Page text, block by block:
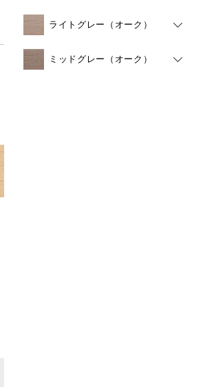
ライトグレー（オーク）
ミッドグレー（オーク）